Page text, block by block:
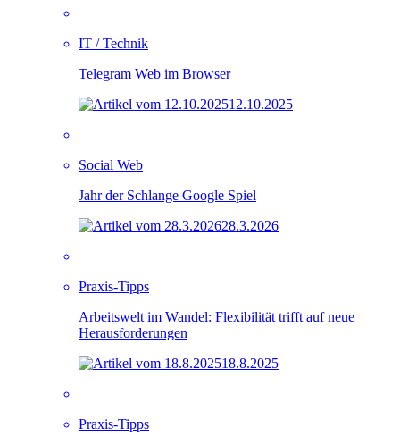
IT / Technik
Telegram Web im Browser
12.10.2025
Social Web
Jahr der Schlange Google Spiel
28.3.2026
Praxis-Tipps
Arbeitswelt im Wandel: Flexibilität trifft auf neue
Herausforderungen
18.8.2025
Praxis-Tipps